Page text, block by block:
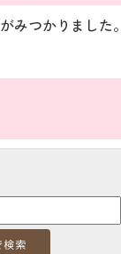
がみつかりました。